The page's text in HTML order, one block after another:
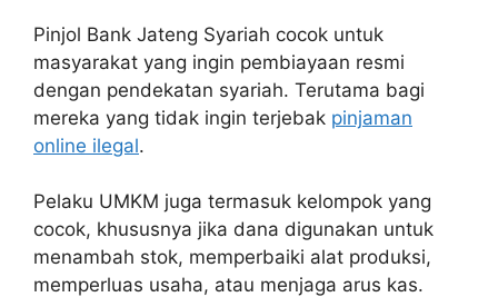
Pinjol Bank Jateng Syariah cocok untuk
masyarakat yang ingin pembiayaan resmi
dengan pendekatan syariah. Terutama bagi
mereka yang tidak ingin terjebak pinjaman
online ilegal.
Pelaku UMKM juga termasuk kelompok yang
cocok, khususnya jika dana digunakan untuk
menambah stok, memperbaiki alat produksi,
memperluas usaha, atau menjaga arus kas.